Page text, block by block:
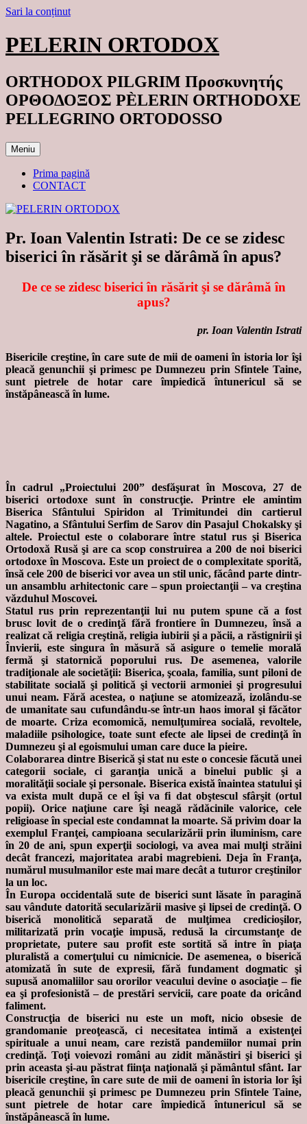
Sari la conținut
PELERIN ORTODOX
ORTHODOX PILGRIM Προσκυνητής
ΟΡΘΟΔΟΞΟΣ PÈLERIN ORTHODOXE
PELLEGRINO ORTODOSSO
Meniu
Prima pagină
CONTACT
Pr. Ioan Valentin Istrati: De ce se zidesc
biserici în răsărit şi se dărâmă în apus?
De ce se zidesc biserici în răsărit şi se dărâmă în
apus?
pr. Ioan Valentin Istrati
Bisericile creştine, în care sute de mii de oameni în istoria lor îşi
pleacă genunchii şi primesc pe Dumnezeu prin Sfintele Taine,
sunt pietrele de hotar care împiedică întunericul să se
înstăpânească în lume.
În cadrul „Proiectului 200” desfăşurat în Moscova, 27 de
biserici ortodoxe sunt în construcţie. Printre ele amintim
Biserica Sfântului Spiridon al Trimitundei din cartierul
Nagatino, a Sfântului Serfim de Sarov din Pasajul Chokalsky şi
altele. Proiectul este o colaborare între statul rus şi Biserica
Ortodoxă Rusă şi are ca scop construirea a 200 de noi biserici
ortodoxe în Moscova. Este un proiect de o complexitate sporită,
însă cele 200 de biserici vor avea un stil unic, făcând parte dintr-
un ansamblu arhitectonic care – spun proiectanţii – va creştina
văzduhul Moscovei.
Statul rus prin reprezentanţii lui nu putem spune că a fost
brusc lovit de o credinţă fără frontiere în Dumnezeu, însă a
realizat că religia creştină, religia iubirii şi a păcii, a răstignirii şi
Învierii, este singura în măsură să asigure o temelie morală
fermă şi statornică poporului rus. De asemenea, valorile
tradiţionale ale societăţii: Biserica, şcoala, familia, sunt piloni de
stabilitate socială şi politică şi vectorii armoniei şi progresului
unui neam. Fără acestea, o naţiune se atomizează, izolându-se
de umanitate sau cufundându-se într-un haos imoral şi făcător
de moarte. Criza ecomomică, nemulţumirea socială, revoltele,
maladiile psihologice, toate sunt efecte ale lipsei de credinţă în
Dumnezeu şi al egoismului uman care duce la pieire.
Colaborarea dintre Biserică şi stat nu este o concesie făcută unei
categorii sociale, ci garanţia unică a binelui public şi a
moralităţii sociale şi personale. Biserica există înaintea statului şi
va exista mult după ce el îşi va fi dat obştescul sfârşit (ortul
popii). Orice naţiune care îşi neagă rădăcinile valorice, cele
religioase în special este condamnat la moarte. Să privim doar la
exemplul Franţei, campioana secularizării prin iluminism, care
în 20 de ani, spun experţii sociologi, va avea mai mulţi străini
decât francezi, majoritatea arabi magrebieni. Deja în Franţa,
numărul musulmanilor este mai mare decât a tuturor creştinilor
la un loc.
În Europa occidentală sute de biserici sunt lăsate în paragină
sau vândute datorită secularizării masive şi lipsei de credinţă. O
biserică monolitică separată de mulţimea credicioşilor,
militarizată prin vocaţie impusă, redusă la circumstanţe de
proprietate, putere sau profit este sortită să intre în piaţa
pluralistă a comerţului cu nimicnicie. De asemenea, o biserică
atomizată în sute de expresii, fără fundament dogmatic şi
supusă anomaliilor sau ororilor veacului devine o asociaţie – fie
ea şi profesionistă – de prestări servicii, care poate da oricând
faliment.
Construcţia de biserici nu este un moft, nicio obsesie de
grandomanie preoţească, ci necesitatea intimă a existenţei
spirituale a unui neam, care rezistă pandemiilor numai prin
credinţă. Toţi voievozi români au zidit mănăstiri şi biserici şi
prin aceasta şi-au păstrat fiinţa naţională şi pământul sfânt. Iar
bisericile creştine, în care sute de mii de oameni în istoria lor îşi
pleacă genunchii şi primesc pe Dumnezeu prin Sfintele Taine,
sunt pietrele de hotar care împiedică întunericul să se
înstăpânească în lume.